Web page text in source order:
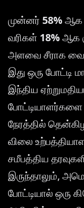
முன்னர் 58%ஆக
வரிகள் 18%ஆக
அளவை சீராக
இது ஒரு போட்டி
இந்திய
நேரத்தில்
விலை
சமீபத்திய
இருந்தாலும்,
போட்டியால் ஒரு